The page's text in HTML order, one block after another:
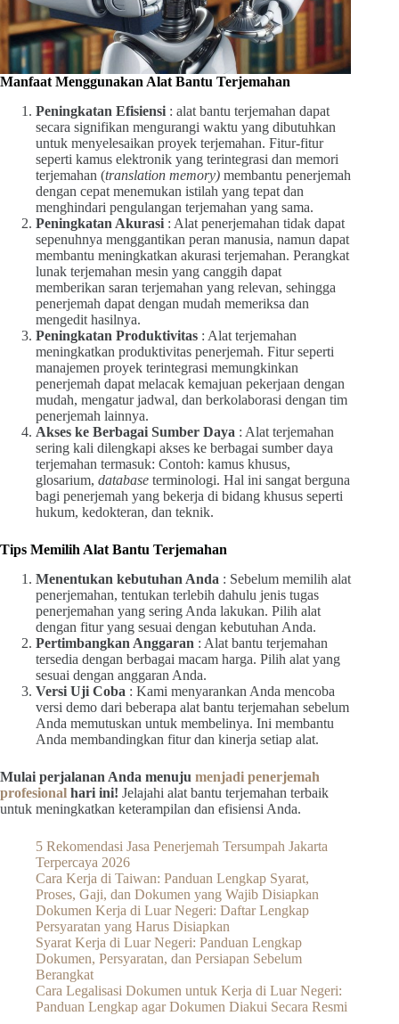
Manfaat Menggunakan Alat Bantu Terjemahan
Peningkatan Efisiensi : alat bantu terjemahan dapat
secara signifikan mengurangi waktu yang dibutuhkan
untuk menyelesaikan proyek terjemahan. Fitur-fitur
seperti kamus elektronik yang terintegrasi dan memori
terjemahan (translation memory) membantu penerjemah
dengan cepat menemukan istilah yang tepat dan
menghindari pengulangan terjemahan yang sama.
Peningkatan Akurasi : Alat penerjemahan tidak dapat
sepenuhnya menggantikan peran manusia, namun dapat
membantu meningkatkan akurasi terjemahan. Perangkat
lunak terjemahan mesin yang canggih dapat
memberikan saran terjemahan yang relevan, sehingga
penerjemah dapat dengan mudah memeriksa dan
mengedit hasilnya.
Peningkatan Produktivitas : Alat terjemahan
meningkatkan produktivitas penerjemah. Fitur seperti
manajemen proyek terintegrasi memungkinkan
penerjemah dapat melacak kemajuan pekerjaan dengan
mudah, mengatur jadwal, dan berkolaborasi dengan tim
penerjemah lainnya.
Akses ke Berbagai Sumber Daya : Alat terjemahan
sering kali dilengkapi akses ke berbagai sumber daya
terjemahan termasuk: Contoh: kamus khusus,
glosarium, database terminologi. Hal ini sangat berguna
bagi penerjemah yang bekerja di bidang khusus seperti
hukum, kedokteran, dan teknik.
Tips Memilih Alat Bantu Terjemahan
Menentukan kebutuhan Anda : Sebelum memilih alat
penerjemahan, tentukan terlebih dahulu jenis tugas
penerjemahan yang sering Anda lakukan. Pilih alat
dengan fitur yang sesuai dengan kebutuhan Anda.
Pertimbangkan Anggaran : Alat bantu terjemahan
tersedia dengan berbagai macam harga. Pilih alat yang
sesuai dengan anggaran Anda.
Versi Uji Coba : Kami menyarankan Anda mencoba
versi demo dari beberapa alat bantu terjemahan sebelum
Anda memutuskan untuk membelinya. Ini membantu
Anda membandingkan fitur dan kinerja setiap alat.
Mulai perjalanan Anda menuju menjadi penerjemah
profesional hari ini! Jelajahi alat bantu terjemahan terbaik
untuk meningkatkan keterampilan dan efisiensi Anda.
5 Rekomendasi Jasa Penerjemah Tersumpah Jakarta
Terpercaya 2026
Cara Kerja di Taiwan: Panduan Lengkap Syarat,
Proses, Gaji, dan Dokumen yang Wajib Disiapkan
Dokumen Kerja di Luar Negeri: Daftar Lengkap
Persyaratan yang Harus Disiapkan
Syarat Kerja di Luar Negeri: Panduan Lengkap
Dokumen, Persyaratan, dan Persiapan Sebelum
Berangkat
Cara Legalisasi Dokumen untuk Kerja di Luar Negeri:
Panduan Lengkap agar Dokumen Diakui Secara Resmi